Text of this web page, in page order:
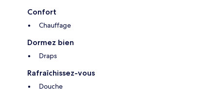
Confort
Chauffage
Dormez bien
Draps
Rafraîchissez-vous
Douche